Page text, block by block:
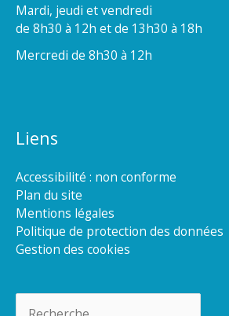
Mardi, jeudi et vendredi
de 8h30 à 12h et de 13h30 à 18h
Mercredi de 8h30 à 12h
Liens
Accessibilité : non conforme
Plan du site
Mentions légales
Politique de protection des données
Gestion des cookies